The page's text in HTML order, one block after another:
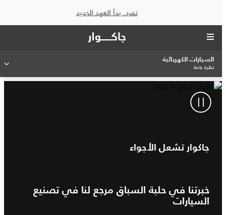
تفرد. بدأ العهد الجديد
السيارات الكهربائية
نظرة عامة
جاكوار تشعل الأجواء
خبرتنا في حلبة السباق مرجع لنا في تصنيع
السيارات